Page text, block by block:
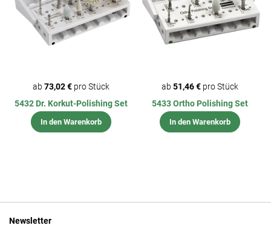
ab 73,02 €pro Stück
5432 Dr. Korkut-Polishing Set
In den Warenkorb
ab51,46 € pro Stück
5433 Ortho Polishing Set
In den Warenkorb
Newsletter